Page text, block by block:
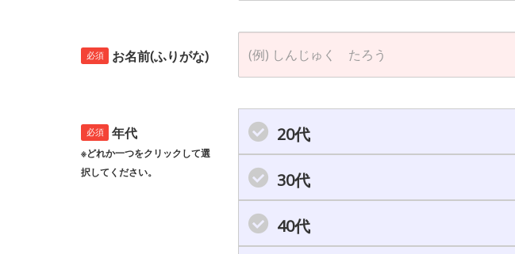
必須 お名前(ふりがな)
必須 年代
※どれか一つをクリックして選
択してください。
20代
30代
40代